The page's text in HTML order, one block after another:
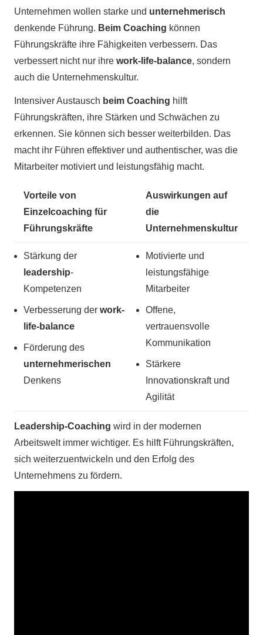
Unternehmen wollen starke und unternehmerisch
denkende Führung. Beim Coaching können
Führungskräfte ihre Fähigkeiten verbessern. Das
verbessert nicht nur ihre work-life-balance, sondern
auch die Unternehmenskultur.
Intensiver Austausch beim Coaching hilft
Führungskräften, ihre Stärken und Schwächen zu
erkennen. Sie können sich besser weiterbilden. Das
macht ihr Führen effektiver und authentischer, was die
Mitarbeiter motiviert und leistungsfähig macht.
Vorteile von
Einzelcoaching für
Führungskräfte
Auswirkungen auf
die
Unternehmenskultur
Stärkung der
leadership-
Kompetenzen
Verbesserung der work-
life-balance
Förderung des
unternehmerischen
Denkens
Motivierte und
leistungsfähige
Mitarbeiter
Offene,
vertrauensvolle
Kommunikation
Stärkere
Innovationskraft und
Agilität
Leadership-Coaching wird in der modernen
Arbeitswelt immer wichtiger. Es hilft Führungskräften,
sich weiterzuentwickeln und den Erfolg des
Unternehmens zu fördern.